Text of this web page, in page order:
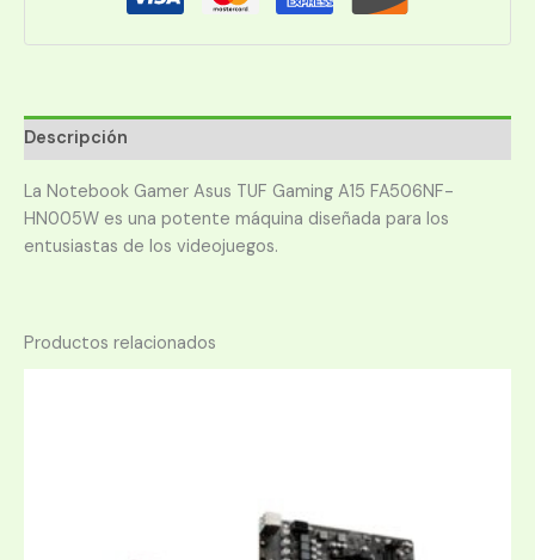
Descripción
La Notebook Gamer Asus TUF Gaming A15 FA506NF-
HN005W es una potente máquina diseñada para los
entusiastas de los videojuegos.
Productos relacionados